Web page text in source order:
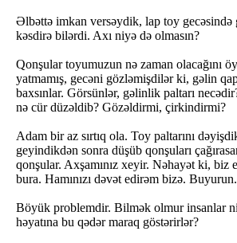
Əlbəttə imkan versəydik, lap toy gecəsində
kəsdirə bilərdi. Axı niyə də olmasın?
Qonşular toyumuzun nə zaman olacağını
yatmamış, gecəni gözləmişdilər ki, gəlin
baxsınlar. Görsünlər, gəlinlik paltarı
nə cür düzəldib? Gözəldirmi, çirkindirmi?
Adam bir az sırtıq ola. Toy paltarını
geyindikdən sonra düşüb qonşuları
qonşular. Axşamınız xeyir. Nəhayət ki,
bura. Hamınızı dəvət edirəm bizə.
Böyük problemdir. Bilmək olmur insanlar
həyatına bu qədər maraq göstərirlər?